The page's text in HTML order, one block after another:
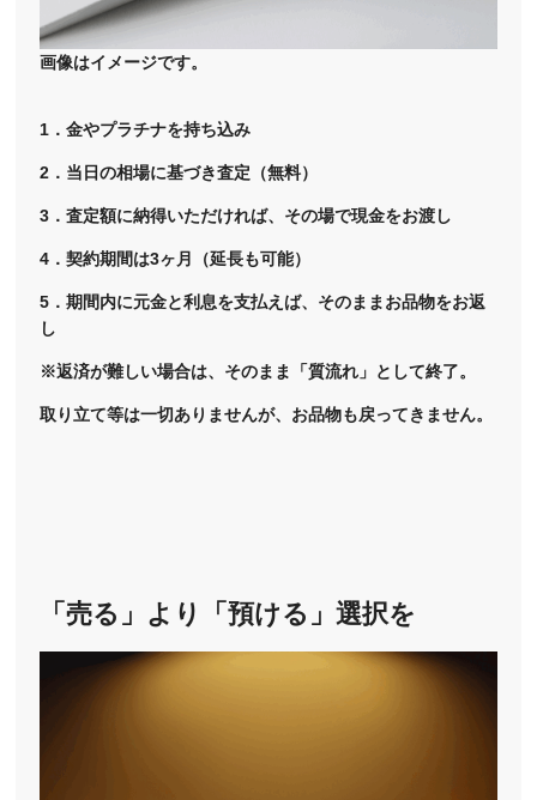
画像はイメージです。
1．金やプラチナを持ち込み
2．当日の相場に基づき査定（無料）
3．査定額に納得いただければ、その場で現金をお渡し
4．契約期間は3ヶ月（延長も可能）
5．期間内に元金と利息を支払えば、そのままお品物をお返
し
※返済が難しい場合は、そのまま「質流れ」として終了。
取り立て等は一切ありませんが、お品物も戻ってきません。
「売る」より「預ける」選択を